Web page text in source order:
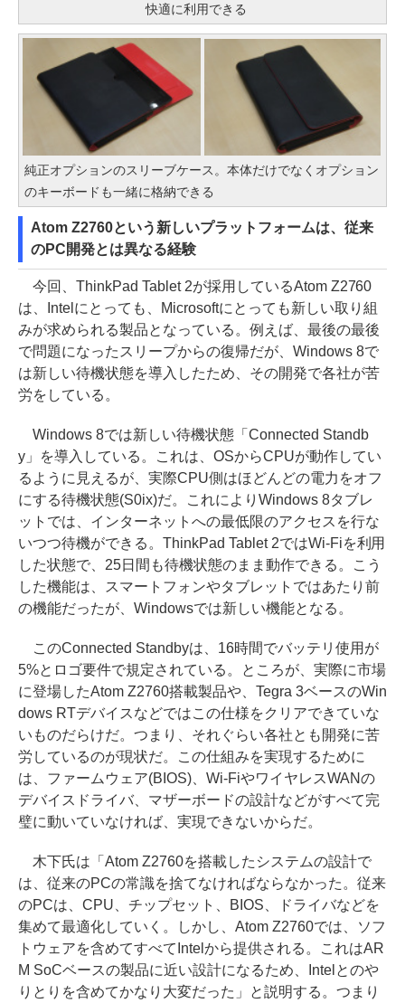
快適に利用できる
純正オプションのスリーブケース。本体だけでなくオプション
のキーボードも一緒に格納できる
Atom Z2760という新しいプラットフォームは、従来
のPC開発とは異なる経験
今回、ThinkPad Tablet 2が採用しているAtom Z2760
は、Intelにとっても、Microsoftにとっても新しい取り組
みが求められる製品となっている。例えば、最後の最後
で問題になったスリープからの復帰だが、Windows 8で
は新しい待機状態を導入したため、その開発で各社が苦
労をしている。
Windows 8では新しい待機状態「Connected Standb
y」を導入している。これは、OSからCPUが動作してい
るように見えるが、実際CPU側はほどんどの電力をオフ
にする待機状態(S0ix)だ。これによりWindows 8タブレ
ットでは、インターネットへの最低限のアクセスを行な
いつつ待機ができる。ThinkPad Tablet 2ではWi-Fiを利用
した状態で、25日間も待機状態のまま動作できる。こう
した機能は、スマートフォンやタブレットではあたり前
の機能だったが、Windowsでは新しい機能となる。
このConnected Standbyは、16時間でバッテリ使用が
5%とロゴ要件で規定されている。ところが、実際に市場
に登場したAtom Z2760搭載製品や、Tegra 3ベースのWin
dows RTデバイスなどではこの仕様をクリアできていな
いものだらけだ。つまり、それぐらい各社とも開発に苦
労しているのが現状だ。この仕組みを実現するために
は、ファームウェア(BIOS)、Wi-FiやワイヤレスWANの
デバイスドライバ、マザーボードの設計などがすべて完
璧に動いていなければ、実現できないからだ。
木下氏は「Atom Z2760を搭載したシステムの設計で
は、従来のPCの常識を捨てなければならなかった。従来
のPCは、CPU、チップセット、BIOS、ドライバなどを
集めて最適化していく。しかし、Atom Z2760では、ソフ
トウェアを含めてすべてIntelから提供される。これはAR
M SoCベースの製品に近い設計になるため、Intelとのや
りとりを含めてかなり大変だった」と説明する。つまり